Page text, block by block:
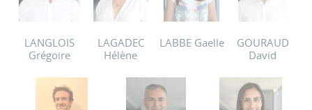
LANGLOIS
Grégoire
LAGADEC
Hélène
LABBE Gaelle
GOURAUD
David